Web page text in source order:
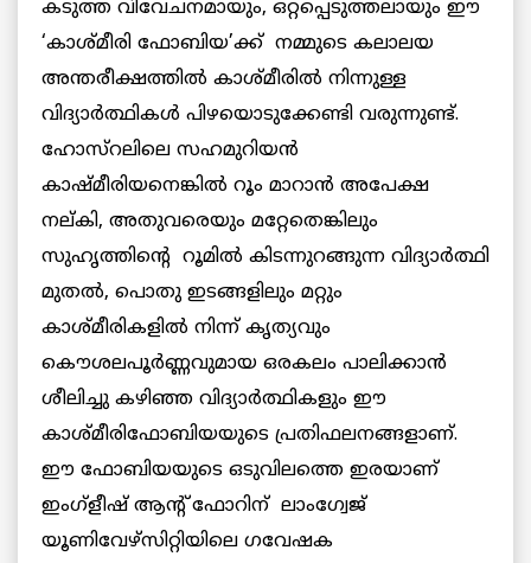
കടുത്ത വിവേചനമായും, ഒറ്റപ്പെടുത്തലായും ഈ
‘കാശ്മീരി ഫോബിയ’ക്ക് നമ്മുടെ കലാലയ
അന്തരീക്ഷത്തില്‍ കാശ്മീരില്‍ നിന്നുള്ള
വിദ്യാര്‍ത്ഥികള്‍ പിഴയൊടുക്കേണ്ടി വരുന്നുണ്ട്.
ഹോസ്റലിലെ സഹമുറിയന്‍
കാഷ്മീരിയനെങ്കില്‍ റൂം മാറാന്‍ അപേക്ഷ
നല്കി, അതുവരെയും മറ്റേതെങ്കിലും
സുഹൃത്തിന്റെ റൂമില്‍ കിടന്നുറങ്ങുന്ന വിദ്യാര്‍ത്ഥി
മുതല്‍, പൊതു ഇടങ്ങളിലും മറ്റും
കാശ്മീരികളില്‍ നിന്ന് കൃത്യവും
കൌശലപൂര്‍ണ്ണവുമായ ഒരകലം പാലിക്കാന്‍
ശീലിച്ചു കഴിഞ്ഞ വിദ്യാര്‍ത്ഥികളും ഈ
കാശ്മീരിഫോബിയയുടെ പ്രതിഫലനങ്ങളാണ്.
ഈ ഫോബിയയുടെ ഒടുവിലത്തെ ഇരയാണ്
ഇംഗ്ളീഷ് ആന്റ് ഫോറിന് ലാംഗ്വേജ്
യൂണിവേഴ്സിറ്റിയിലെ ഗവേഷക